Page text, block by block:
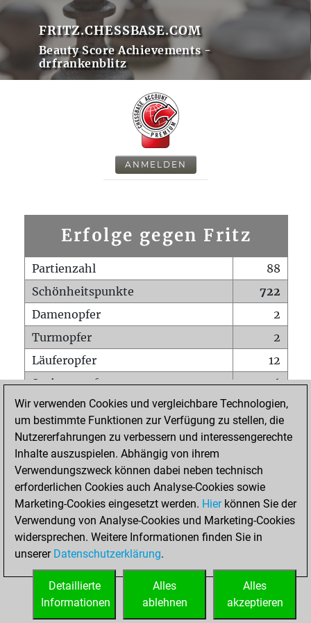
FRITZ.CHESSBASE.COM
Beauty Score Achievements -
drfrankenblitz
ANMELDEN
Erfolge gegen Fritz
Partienzahl
88
Schönheitspunkte
722
Damenopfer
2
Turmopfer
2
Läuferopfer
12
Springeropfer
6
Bauernopfer
36
Matt auf vollem Brett
0
Bauer setzt Matt
Erstickte Matts
Unterverwandlungen
0
Türme auf der siebten
0
STARTSEITE
Wir verwenden Cookies und vergleichbare Technologien,
um bestimmte Funktionen zur Verfügung zu stellen, die
Nutzererfahrungen zu verbessern und interessengerechte
Inhalte auszuspielen. Abhängig von ihrem
Verwendungszweck können dabei neben technisch
erforderlichen Cookies auch Analyse-Cookies sowie
Marketing-Cookies eingesetzt werden. Hierkönnen Sie der
Verwendung von Analyse-Cookies und Marketing-Cookies
widersprechen. Weitere Informationen finden Sie in
unserer Datenschutzerklärung.
Alles
akzeptieren
Alles
ablehnen
Detaillierte
Informationen